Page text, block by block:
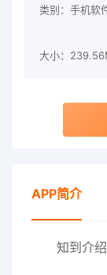
类别：手机软
大小：
APP简介
知到介绍